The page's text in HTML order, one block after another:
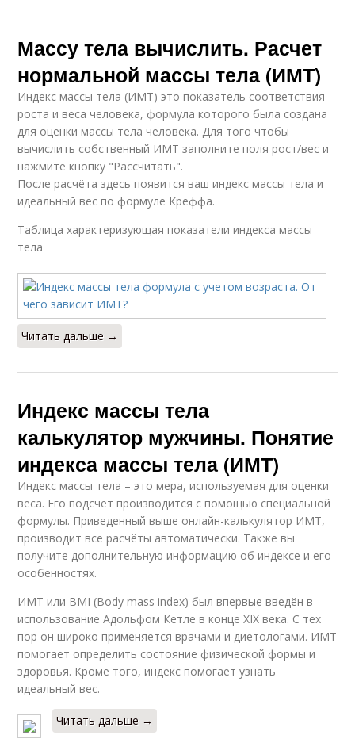
Массу тела вычислить. Расчет
нормальной массы тела (ИМТ)
Индекс массы тела (ИМТ) это показатель соответствия
роста и веса человека, формула которого была создана
для оценки массы тела человека. Для того чтобы
вычислить собственный ИМТ заполните поля рост/вес и
нажмите кнопку "Рассчитать".
После расчёта здесь появится ваш индекс массы тела и
идеальный вес по формуле Креффа.
Таблица характеризующая показатели индекса массы
тела
Читать дальше →
Индекс массы тела
калькулятор мужчины. Понятие
индекса массы тела (ИМТ)
Индекс массы тела – это мера, используемая для оценки
веса. Его подсчет производится с помощью специальной
формулы. Приведенный выше онлайн-калькулятор ИМТ,
производит все расчёты автоматически. Также вы
получите дополнительную информацию об индексе и его
особенностях.
ИМТ или BMI (Body mass index) был впервые введён в
использование Адольфом Кетле в конце XIX века. С тех
пор он широко применяется врачами и диетологами. ИМТ
помогает определить состояние физической формы и
здоровья. Кроме того, индекс помогает узнать
идеальный вес.
Читать дальше →